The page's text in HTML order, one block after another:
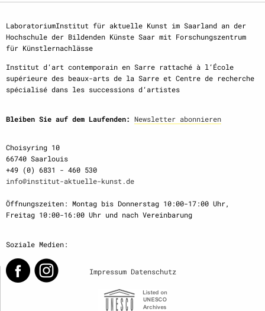
LaboratoriumInstitut für aktuelle Kunst im Saarland an der
Hochschule der Bildenden Künste Saar mit Forschungszentrum
für Künstlernachlässe
Institut d‘art contemporain en Sarre rattaché à l‘École
supérieure des beaux-arts de la Sarre et Centre de recherche
spécialisé dans les successions d‘artistes
Bleiben Sie auf dem Laufenden: Newsletter abonnieren
Choisyring 10
66740 Saarlouis
+49 (0) 6831 - 460 530
info@institut-aktuelle-kunst.de
Öffnungszeiten: Montag bis Donnerstag 10:00-17:00 Uhr,
Freitag 10:00-16:00 Uhr und nach Vereinbarung
Soziale Medien:
Impressum Datenschutz